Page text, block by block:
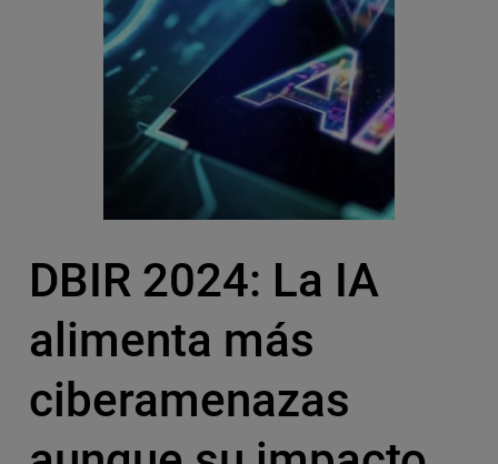
DBIR 2024: La IA
alimenta más
ciberamenazas